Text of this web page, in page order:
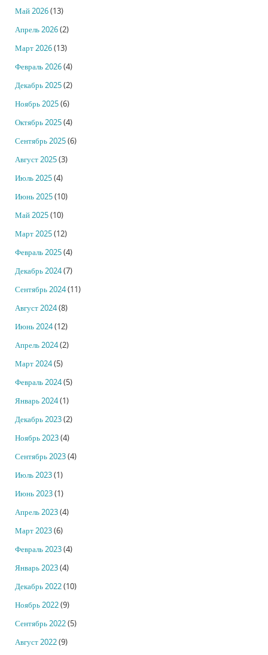
Май 2026(13)
Апрель 2026(2)
Март 2026(13)
Февраль 2026(4)
Декабрь 2025(2)
Ноябрь 2025(6)
Октябрь 2025(4)
Сентябрь 2025(6)
Август 2025(3)
Июль 2025(4)
Июнь 2025(10)
Май 2025(10)
Март 2025(12)
Февраль 2025(4)
Декабрь 2024(7)
Сентябрь 2024(11)
Август 2024(8)
Июнь 2024(12)
Апрель 2024(2)
Март 2024(5)
Февраль 2024(5)
Январь 2024(1)
Декабрь 2023(2)
Ноябрь 2023(4)
Сентябрь 2023(4)
Июль 2023(1)
Июнь 2023(1)
Апрель 2023(4)
Март 2023(6)
Февраль 2023(4)
Январь 2023(4)
Декабрь 2022(10)
Ноябрь 2022(9)
Сентябрь 2022(5)
Август 2022(9)